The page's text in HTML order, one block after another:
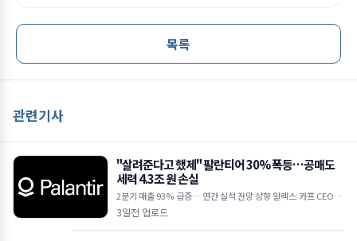
목록
관련기사
"살려준다고 했제" 팔란티어 30% 폭등…공매도
세력 4.3조 원 손실
2분기 매출 93% 급증… 연간 실적 전망 상향 알렉스 카프 CEO "A
I 수요 상상을 초월하는 수준" 하루 만에 30억 달러 손실… 공매도
3일전 업로드